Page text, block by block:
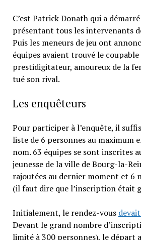
C’est Patrick Donath qui a
présentant tous les intervenants
Puis les meneurs de jeu ont
équipes avaient trouvé le
prestidigitateur, amoureux de la
tué son rival.
Les enquêteurs
Pour participer à l’enquête, il
liste de 6 personnes au maximum
nom. 63 équipes se sont inscrites
jeunesse de la ville de Bourg-la-
rajoutées au dernier moment et 6
(il faut dire que l’inscription était
Initialement, le rendez-vous
Devant le grand nombre
limité à 300 personnes), le départ